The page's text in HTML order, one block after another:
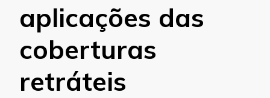
aplicações das
coberturas
retráteis